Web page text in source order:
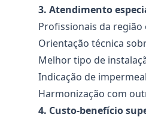
3. Atendimento
Profissionais da região
Orientação técnica
Melhor tipo de
Indicação de
Harmonização com
4. Custo-benefício